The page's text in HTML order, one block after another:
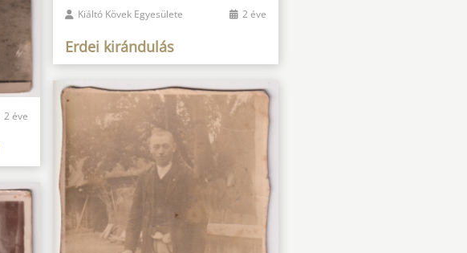
2 éve
Kiáltó Kövek Egyesülete 2 éve
Erdei kirándulás